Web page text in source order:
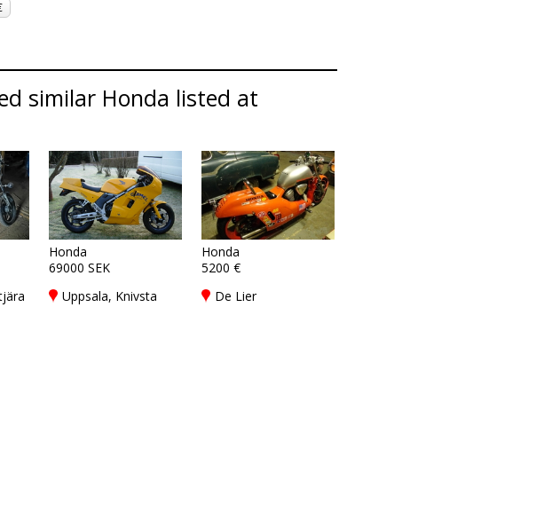
similar Honda listed at
Honda
69000 SEK
Uppsala, Knivsta
Honda
5200 €
De Lier